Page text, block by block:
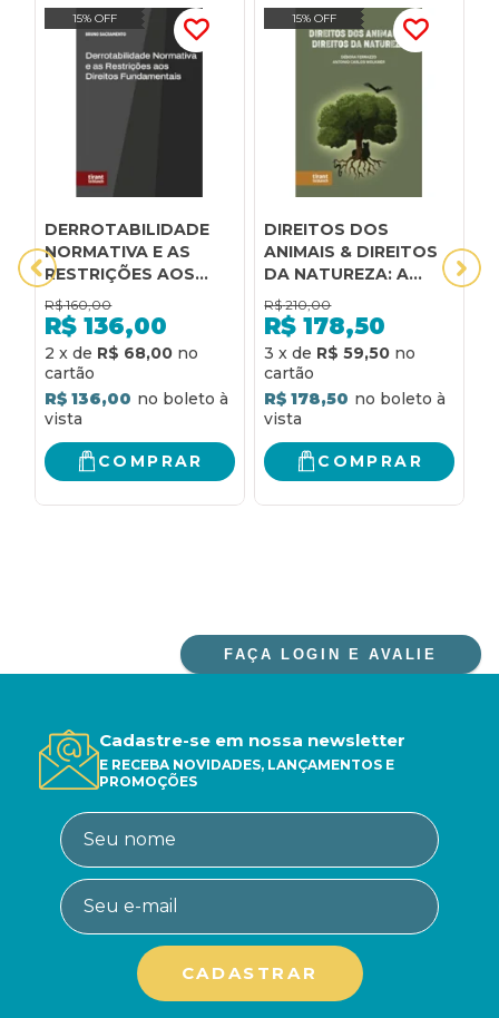
15% OFF
DERROTABILIDADE
NORMATIVA E AS
RESTRIÇÕES AOS
DIREITOS
FUNDAMENTAIS
R$ 160,00
R$ 136,00
2 x de R$ 68,00
R$ 136,00
COMPRAR
15% OFF
DIREITOS DOS
ANIMAIS & DIREITOS
DA NATUREZA: A
DIGNIDADE DA
PESSOA NÃO
HUMANA
EXPANDINDO O
CÂNONE DOS
DIREITOS HUMANOS
R$ 210,00
R$ 178,50
3 x de R$ 59,50
R$ 178,50
COMPRAR
FAÇA LOGIN E AVALIE
Cadastre-se em nossa newsletter
E RECEBA NOVIDADES, LANÇAMENTOS E
PROMOÇÕES